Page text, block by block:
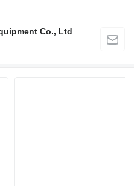
Co., Ltd